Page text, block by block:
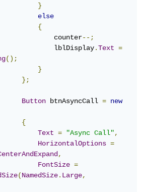
}
else
{
counter
--;
lblDisplay
.Text =
();
}
};
Button btnAsyncCall = new
{
Text = "Async Call",
HorizontalOptions =
,
FontSize =
(NamedSize. Large,